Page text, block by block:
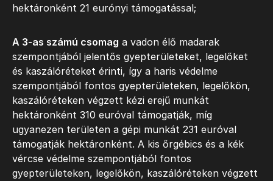
hektáronként 21 eurónyi támogatással;
A 3-as számú csomag a vadon élő madarak
szempontjából jelentős gyepterületeket, legelőket
és kaszálóréteket érinti, így a haris védelme
szempontjából fontos gyepterületeken, legelőkön,
kaszálóréteken végzett kézi erejű munkát
hektáronként 310 euróval támogatják, míg
ugyanezen területen a gépi munkát 231 euróval
támogatják hektáronként. A kis őrgébics és a kék
vércse védelme szempontjából fontos
gyepterületeken, legelőkön, kaszálóréteken végzett